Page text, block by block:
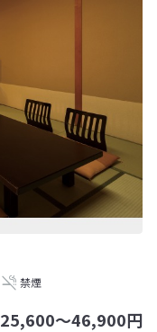
禁煙
25,600～46,900円